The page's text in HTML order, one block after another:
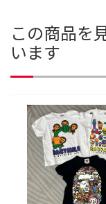
この商品を
います